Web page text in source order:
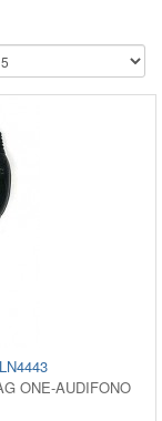
ONE-AUDIFONO